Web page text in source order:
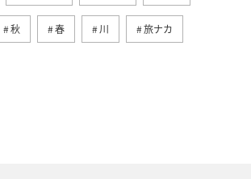
秋 春 川 旅ナカ